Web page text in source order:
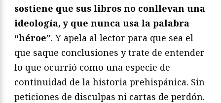
sostiene que sus libros no conllevan una
ideología, y que nunca usa la palabra
“héroe”. Y apela al lector para que sea el
que saque conclusiones y trate de entender
lo que ocurrió como una especie de
continuidad de la historia prehispánica. Sin
peticiones de disculpas ni cartas de perdón.